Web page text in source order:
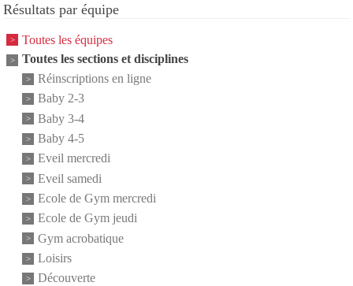
Résultats par équipe
Toutes les équipes
Toutes les sections et disciplines
Réinscriptions en ligne
Baby 2-3
Baby 3-4
Baby 4-5
Eveil mercredi
Eveil samedi
Ecole de Gym mercredi
Ecole de Gym jeudi
Gym acrobatique
Loisirs
Découverte